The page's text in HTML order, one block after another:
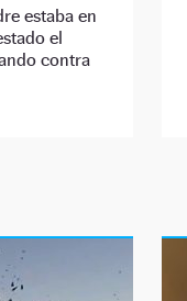
estaba en
el
contra